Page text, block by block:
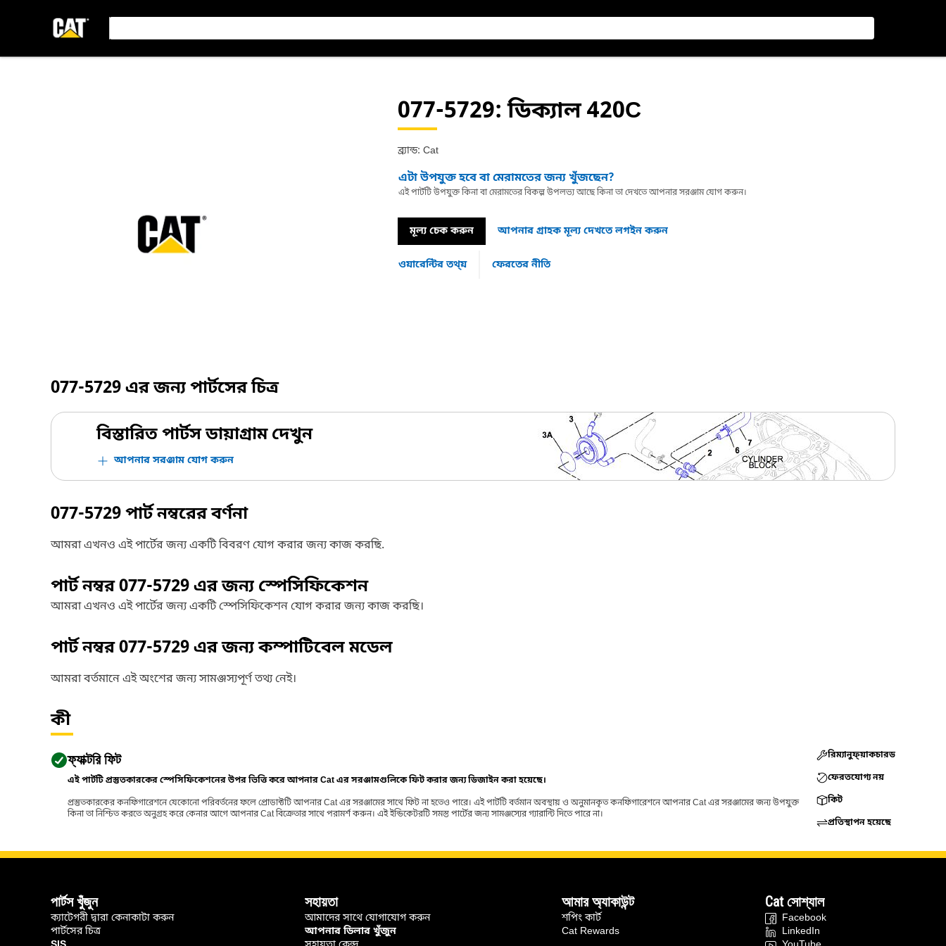
077-5729: ডিক্যাল 420C
ব্র্যান্ড: Cat
এটা উপযুক্ত হবে বা মেরামতের জন্য খুঁজছেন?
এই পার্টটি উপযুক্ত কিনা বা মেরামতের বিকল্প উপলভ্য আছে কিনা তা দেখতে আপনার সরঞ্জাম যোগ করুন।
মূল্য চেক করুন আপনার গ্রাহক মূল্য দেখতে লগইন করুন
ওয়ারেন্টির তথ্য় ফেরতের নীতি
077-5729এর জন্য পার্টসের চিত্র
বিস্তারিত পার্টস ডায়াগ্রাম দেখুন
আপনার সরঞ্জাম যোগ করুন
077-5729পার্ট নম্বরের বর্ণনা
আমরা এখনও এই পার্টের জন্য একটি বিবরণ যোগ করার জন্য কাজ করছি.
পার্ট নম্বর077-5729এর জন্য স্পেসিফিকেশন
আমরা এখনও এই পার্টের জন্য একটি স্পেসিফিকেশন যোগ করার জন্য কাজ করছি।
পার্ট নম্বর077-5729এর জন্য কম্পাটিবেল মডেল
আমরা বর্তমানে এই অংশের জন্য সামঞ্জস্যপূর্ণ তথ্য নেই।
কী
ফ্যাক্টরি ফিট
এই পার্টটি প্রস্তুতকারকের স্পেসিফিকেশনের উপর ভিত্তি করে আপনার Cat এর সরঞ্জামগুলিকে ফিট করার জন্য ডিজাইন করা হয়েছে।
প্রস্তুতকারকের কনফিগারেশনে যেকোনো পরিবর্তনের ফলে প্রোডাক্টটি আপনার Cat এর সরঞ্জামের সাথে ফিট না হতেও পারে। এই পার্টটি বর্তমান অবস্থায় ও অনুমানকৃত কনফিগারেশনে আপনার Cat এর সরঞ্জামের জন্য উপযুক্ত
কিনা তা নিশ্চিত করতে অনুগ্রহ করে কেনার আগে আপনার Cat বিক্রেতার সাথে পরামর্শ করুন। এই ইন্ডিকেটরটি সমস্ত পার্টের জন্য সামঞ্জস্যের গ্যারান্টি দিতে পারে না।
রিম্যানুফ্য়াকচারড
ফেরতযোগ্য নয়
কিট
প্রতিস্থাপন হয়েছে
পার্টস খুঁজুন
ক্যাটেগরী দ্বারা কেনাকাটা করুন
পার্টসের চিত্র
সহায়তা
আমাদের সাথে যোগাযোগ করুন
আপনার ডিলার খুঁজুন
আমার অ্যাকাউন্ট
শপিং কার্ট
Cat Rewards
Cat সোশ্যাল
Facebook
LinkedIn